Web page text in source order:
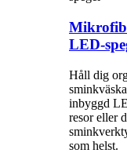
LED-
Håll dig
inbyggd
resor eller
som helst.